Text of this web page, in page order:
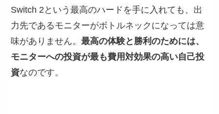
Switch 2という最高のハードを手に入れても、出
力先であるモニターがボトルネックになっては意
味がありません。最高の体験と勝利のためには、
モニターへの投資が最も費用対効果の高い自己投
資なのです。